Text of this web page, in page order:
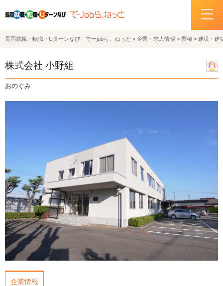
ホーム
イベント情報
企業・求人情報
お問い合わせ
関連機関リンク
サイトポリシー
プライバシーポリシー
運営会社について
サイトマップ
長岡就職・転職・Uターンなび｜でーjobら、ねっと > 企業・求人情報 > 業種 > 建設・建
株式会社 小野組
おのぐみ
企業情報